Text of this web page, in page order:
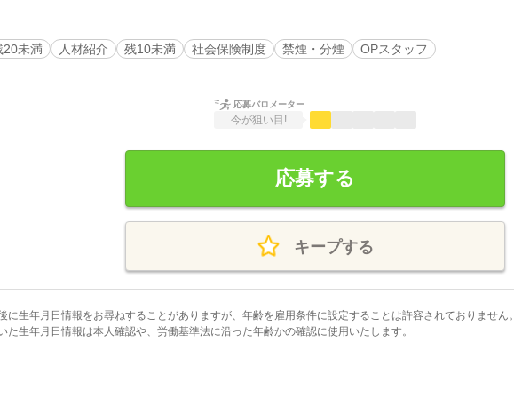
20未満 人材紹介 残10未満 社会保険制度 禁煙・分煙 OPスタッフ
応募バロメーター
今が狙い目!
応募する
キープする
に生年月日情報をお尋ねすることがありますが、年齢を雇用条件に設定することは許容されておりません
た生年月日情報は本人確認や、労働基準法に沿った年齢かの確認に使用いたします。